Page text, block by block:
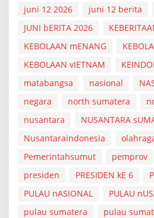
juni 12 2026
juni 12 berita
JUNI bERITA 2026
KEBOLAAN mENANG
KEBOLAAN vIETNAM
matabangsa
nasional
negara
north sumatera
nusantara
NUSANTARA
Nusantaraindonesia
Pemerintahsumut
pemprov
presiden
PRESIDEN kE 6
PULAU nASIONAL
PULAU
pulau sumatera
pulau